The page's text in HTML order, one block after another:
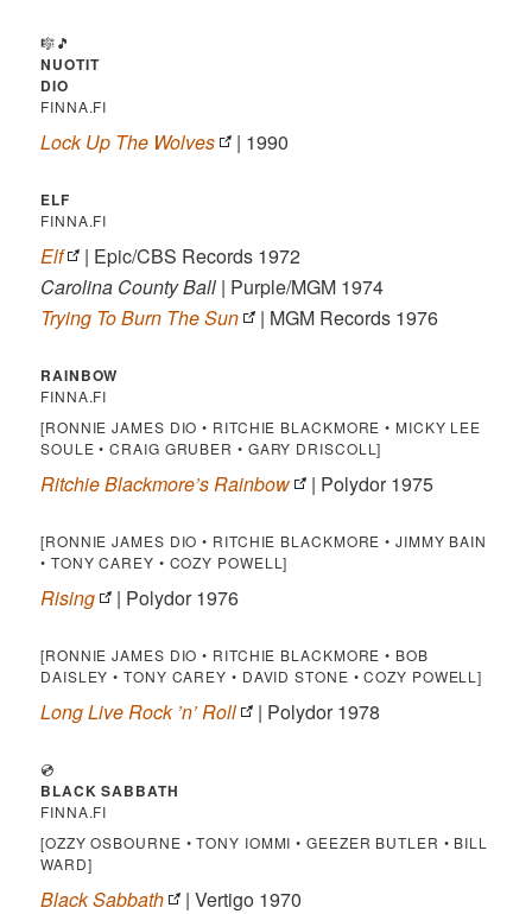
🎼🎵
NUOTIT
DIO
FINNA.FI
Lock Up The Wolves | 1990
ELF
FINNA.FI
Elf
| Epic/CBS Records 1972
Carolina County Ball | Purple/MGM 1974
Trying To Burn The Sun
| MGM Records 1976
RAINBOW
FINNA.FI
[RONNIE JAMES DIO • RITCHIE BLACKMORE • MICKY LEE
SOULE • CRAIG GRUBER • GARY DRISCOLL]
Ritchie Blackmore’s Rainbow | Polydor 1975
[RONNIE JAMES DIO • RITCHIE BLACKMORE • JIMMY BAIN
• TONY CAREY • COZY POWELL]
Rising | Polydor 1976
[RONNIE JAMES DIO • RITCHIE BLACKMORE • BOB
DAISLEY • TONY CAREY • DAVID STONE • COZY POWELL]
Long Live Rock ’n’ Roll | Polydor 1978
💿
BLACK SABBATH
FINNA.FI
[OZZY OSBOURNE • TONY IOMMI • GEEZER BUTLER • BILL
WARD]
Black Sabbath
| Vertigo 1970